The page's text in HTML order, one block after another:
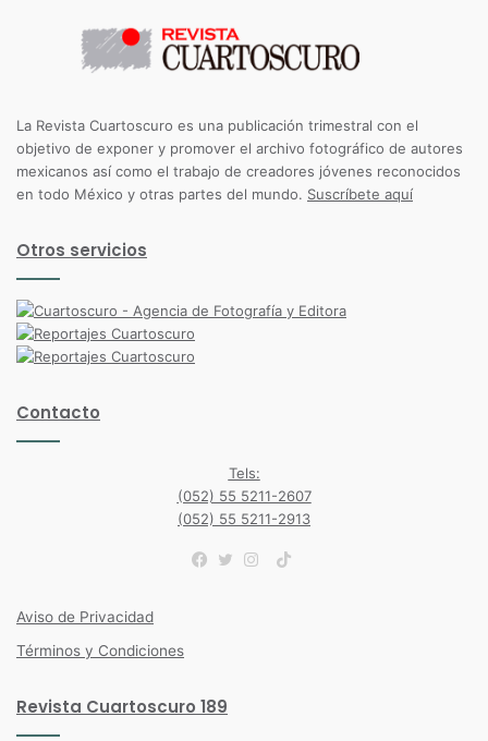
La Revista Cuartoscuro es una publicación trimestral con el
objetivo de exponer y promover el archivo fotográfico de autores
mexicanos así como el trabajo de creadores jóvenes reconocidos
en todo México y otras partes del mundo. Suscríbete aquí
Otros servicios
Contacto
Tels:
(052) 55 5211-2607
(052) 55 5211-2913
TikTok
Aviso de Privacidad
Términos y Condiciones
Revista Cuartoscuro 189